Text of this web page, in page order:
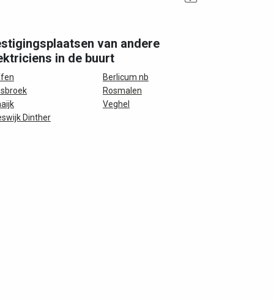
van andere
in de buurt
Dinther
Berlicum nb
Rosmalen
Veghel